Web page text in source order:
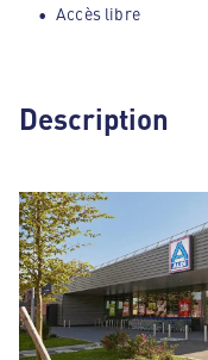
Accès libre
Description